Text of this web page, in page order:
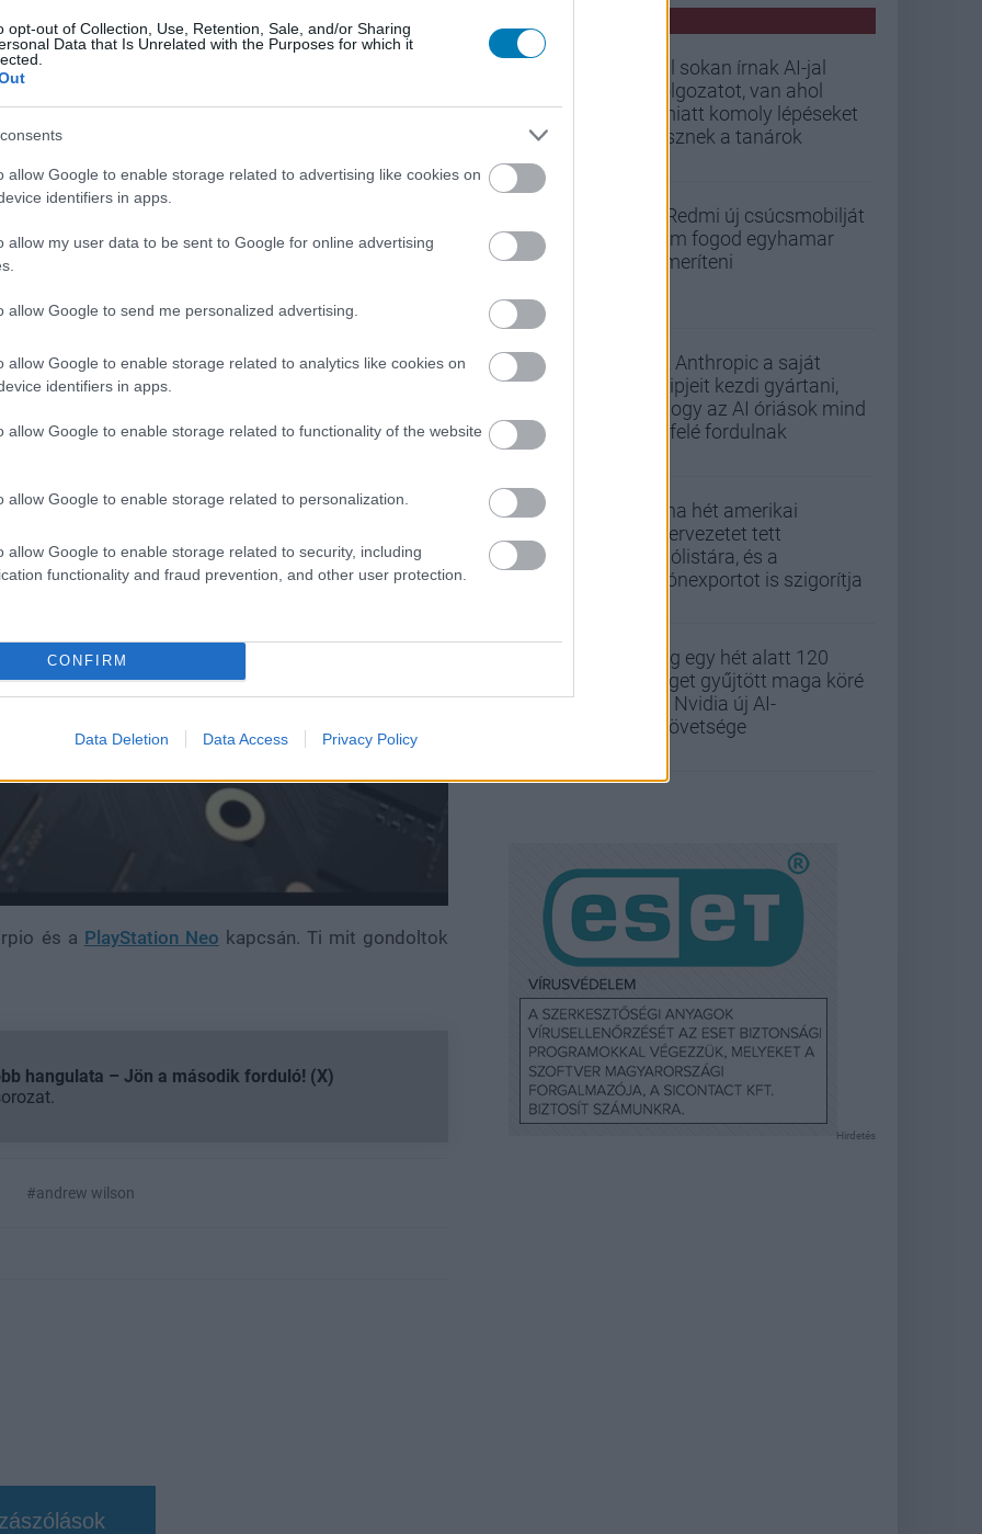
opt-out of Collection, Use, Retention, Sale, and/or Sharing
Data that Is Unrelated with the Purposes for which it
allow Google to enable storage related to advertising like cookies on
identifiers in apps.
allow my user data to be sent to Google for online advertising
allow Google to send me personalized advertising.
allow Google to enable storage related to analytics like cookies on
identifiers in apps.
allow Google to enable storage related to functionality of the website
allow Google to enable storage related to personalization.
allow Google to enable storage related to security, including
functionality and fraud prevention, and other user protection.
CONFIRM
Data Deletion Data Access Privacy Policy
skálázhatóak első, második vagy akár harmadik
állna tőlünk. Ezt már nagyon régóta szeretnénk
hogy mindenki számára kielégítő élményeket
egy remek lehetőség az iparnak, és így majdnem
arra a pontra, hogy már csak hardver frissítésekről
és a PlayStation Neo kapcsán. Ti mit gondoltok
hangulata – Jön a második forduló! (X)
#andrew wilson
Túl sokan írnak AI-jal
dolgozatot, van ahol
emiatt komoly lépéseket
tesznek a tanárok
A Redmi új csúcsmobilját
nem fogod egyhamar
lemeríteni
Az Anthropic a saját
chipjeit kezdi gyártani,
ahogy az AI óriások mind
befelé fordulnak
Kína hét amerikai
szervezetet tett
tiltólistára, és a
drónexportot is szigorítja
Alig egy hét alatt 120
céget gyűjtött maga köré
az Nvidia új AI-
szövetsége
Hirdetés